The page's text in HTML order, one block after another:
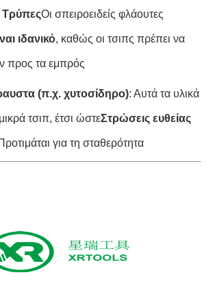
Οι σπειροειδείς φλάουτες
ιδανικό, καθώς οι τσιπς πρέπει να
προς τα εμπρός
(π.χ. χυτοσίδηρο): Αυτά τα υλικά
τσιπ, έτσι ώστεΣτρώσεις ευθείας
για τη σταθερότητα